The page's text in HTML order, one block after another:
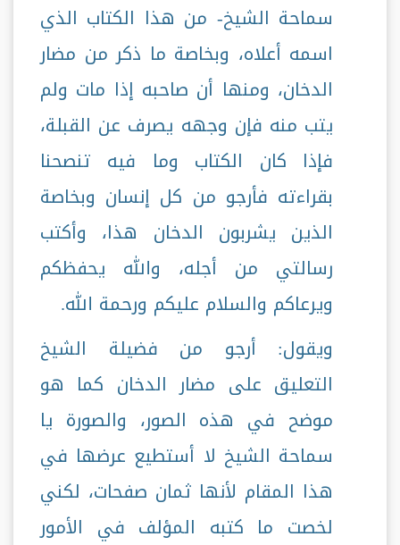
سماحة الشيخ- من هذا الكتاب الذي
اسمه أعلاه، وبخاصة ما ذكر من مضار
الدخان، ومنها أن صاحبه إذا مات ولم
يتب منه فإن وجهه يصرف عن القبلة،
فإذا كان الكتاب وما فيه تنصحنا
بقراءته فأرجو من كل إنسان وبخاصة
الذين يشربون الدخان هذا، وأكتب
رسالتي من أجله، والله يحفظكم
ويرعاكم والسلام عليكم ورحمة الله.
ويقول: أرجو من فضيلة الشيخ
التعليق على مضار الدخان كما هو
موضح في هذه الصور، والصورة يا
سماحة الشيخ لا أستطيع عرضها في
هذا المقام لأنها ثمان صفحات، لكني
لخصت ما كتبه المؤلف في الأمور